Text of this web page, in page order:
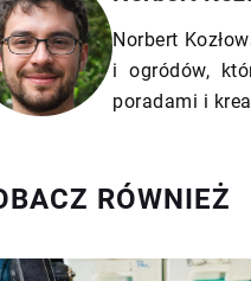
Norbert
i ogródów,
poradami i
RÓWNIEŻ